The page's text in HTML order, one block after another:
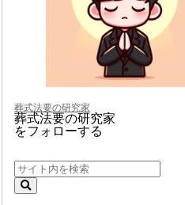
葬式法要の研究家
葬式法要の研究家
をフォローする